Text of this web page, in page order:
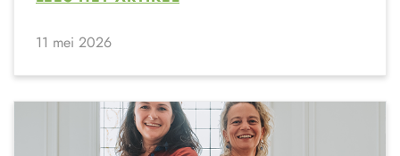
11 mei 2026